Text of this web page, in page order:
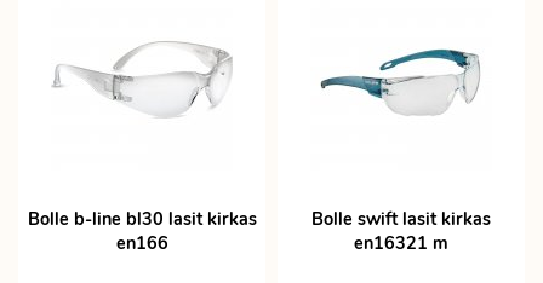
Bolle b-line bl30 lasit kirkas
en166
Bolle swift lasit kirkas
en16321 m